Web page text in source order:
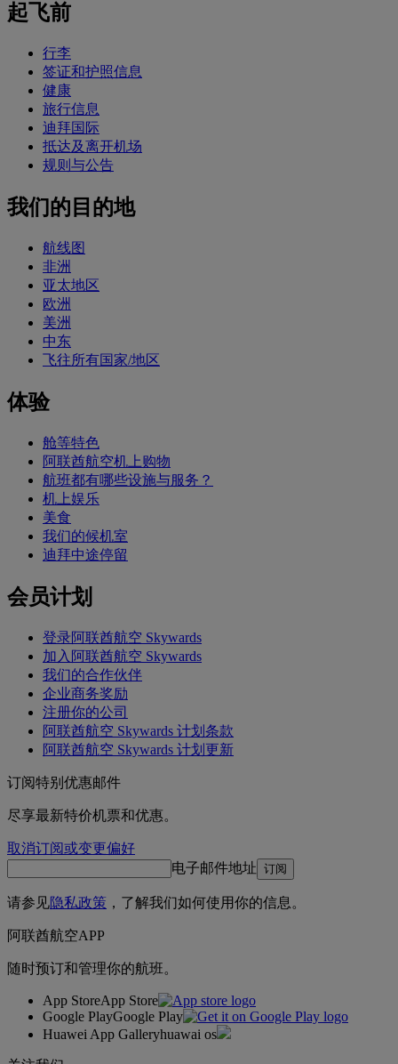
起飞前
行李
签证和护照信息
健康
旅行信息
迪拜国际
抵达及离开机场
规则与公告
我们的目的地
航线图
非洲
亚太地区
欧洲
美洲
中东
飞往所有国家/地区
体验
舱等特色
阿联酋航空机上购物
航班都有哪些设施与服务？
机上娱乐
美食
我们的候机室
迪拜中途停留
会员计划
登录阿联酋航空 Skywards
加入阿联酋航空 Skywards
我们的合作伙伴
企业商务奖励
注册你的公司
阿联酋航空 Skywards 计划条款
阿联酋航空 Skywards 计划更新
订阅特别优惠邮件
尽享最新特价机票和优惠。
取消订阅或变更偏好
电子邮件地址 订阅
请参见隐私政策 ，了解我们如何使用你的信息。
阿联酋航空APP
随时预订和管理你的航班。
App StoreApp Store
Google PlayGoogle Play
Huawei App Galleryhuawai os